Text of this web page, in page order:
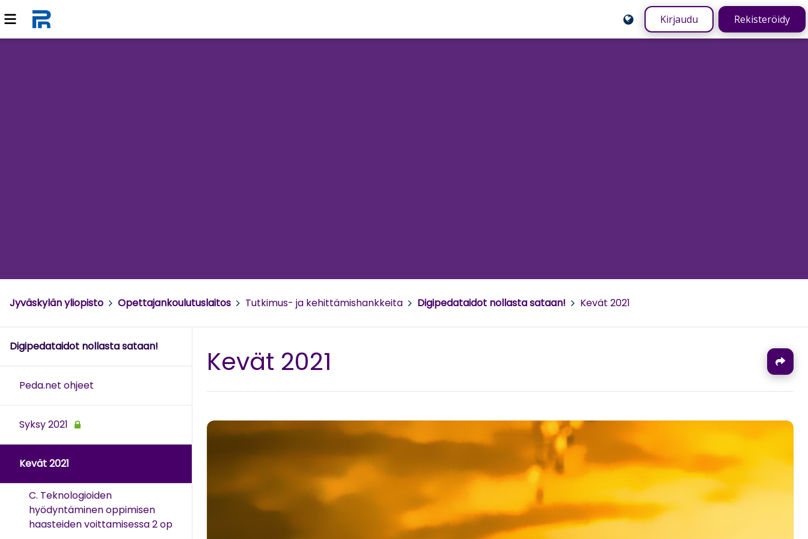
Kirjaudu Rekisteröidy
Jyväskylän yliopisto Opettajankoulutuslaitos Tutkimus- ja kehittämishankkeita Digipedataidot nollasta sataan! Kevät 2021
Kevät 2021
Digipedataidot nollasta sataan!
Peda.net ohjeet
Syksy 2021
Kevät 2021
C. Teknologioiden
hyödyntäminen oppimisen
haasteiden voittamisessa 2 op